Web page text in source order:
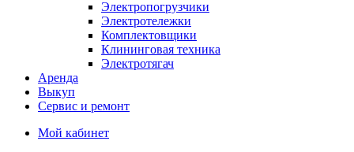
Электропогрузчики
Электротележки
Комплектовщики
Клининговая техника
Электротягач
Аренда
Выкуп
Сервис и ремонт
Мой кабинет